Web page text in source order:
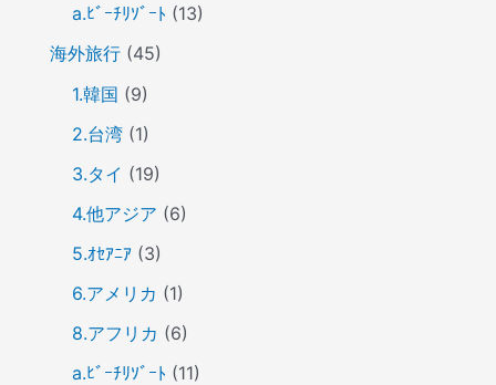
a.ﾋﾞｰﾁﾘｿﾞｰﾄ (13)
海外旅行(45)
1.韓国 (9)
2.台湾(1)
3.タイ (19)
4.他アジア (6)
5.ｵｾｱﾆｱ(3)
6.アメリカ (1)
8.アフリカ (6)
a.ﾋﾞｰﾁﾘｿﾞｰﾄ (11)